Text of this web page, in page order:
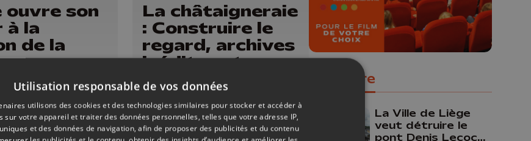
ouvre son
à la
de la
La châtaigneraie
: Construire le
regard, archives
inédites et
photographies
contemporaines
Populaire
La Ville de Liège
veut détruire le
pont Denis Lecocq
Utilisation responsable de vos données
utilisons des cookies et des technologies similaires pour stocker et accéder à
sur votre appareil et traiter des données personnelles, telles que votre adresse IP,
et des données de navigation, afin de proposer des publicités et du contenu